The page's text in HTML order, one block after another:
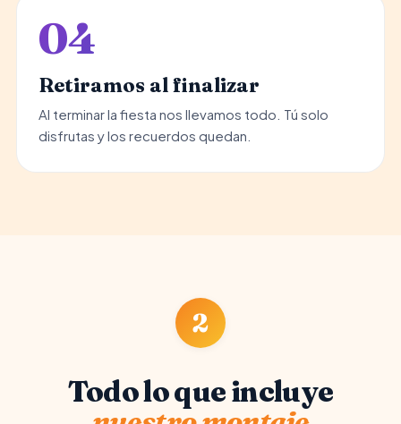
04
Retiramos al finalizar
Al terminar la fiesta nos llevamos todo. Tú solo
disfrutas y los recuerdos quedan.
2
Todo lo que incluye